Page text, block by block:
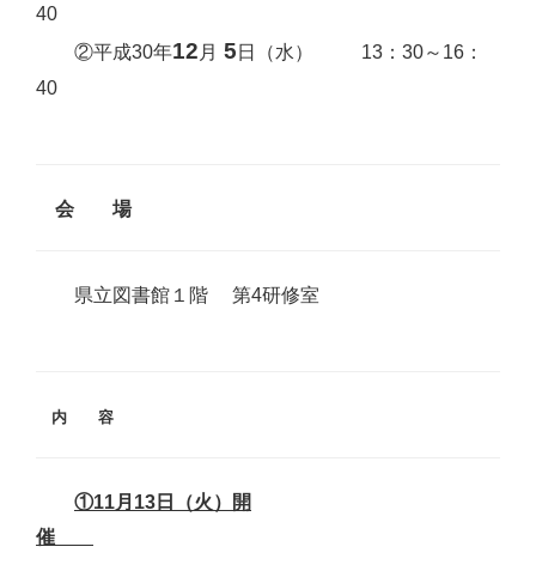
40
②平成30年12 月 5日（水） 13：30～16：
40
会 場
県立図書館１階 第4研修室
内 容
①11月13日（火）開
催